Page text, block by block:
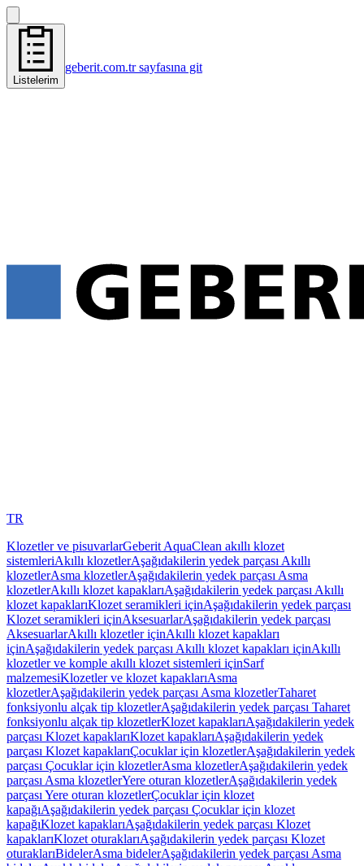
Listelerim
geberit.com.tr sayfasına git
TR
Klozetler ve pisuvarlarGeberit AquaClean akıllı klozet
sistemleriAkıllı klozetlerAşağıdakilerin yedek parçası Akıllı
klozetlerAsma klozetlerAşağıdakilerin yedek parçası Asma
klozetlerAkıllı klozet kapaklarıAşağıdakilerin yedek parçası Akıllı
klozet kapaklarıKlozet seramikleri içinAşağıdakilerin yedek parçası
Klozet seramikleri içinAksesuarlarAşağıdakilerin yedek parçası
AksesuarlarAkıllı klozetler içinAkıllı klozet kapakları
içinAşağıdakilerin yedek parçası Akıllı klozet kapakları içinAkıllı
klozetler ve komple akıllı klozet sistemleri içinSarf
malzemesiKlozetler ve klozet kapaklarıAsma
klozetlerAşağıdakilerin yedek parçası Asma klozetlerTaharet
fonksiyonlu alçak tip klozetlerAşağıdakilerin yedek parçası Taharet
fonksiyonlu alçak tip klozetlerKlozet kapaklarıAşağıdakilerin yedek
parçası Klozet kapaklarıKlozet kapaklarıAşağıdakilerin yedek
parçası Klozet kapaklarıÇocuklar için klozetlerAşağıdakilerin yedek
parçası Çocuklar için klozetlerAsma klozetlerAşağıdakilerin yedek
parçası Asma klozetlerYere oturan klozetlerAşağıdakilerin yedek
parçası Yere oturan klozetlerÇocuklar için klozet
kapağıAşağıdakilerin yedek parçası Çocuklar için klozet
kapağıKlozet kapaklarıAşağıdakilerin yedek parçası Klozet
kapaklarıKlozet oturaklarıAşağıdakilerin yedek parçası Klozet
oturaklarıBidelerAsma bidelerAşağıdakilerin yedek parçası Asma